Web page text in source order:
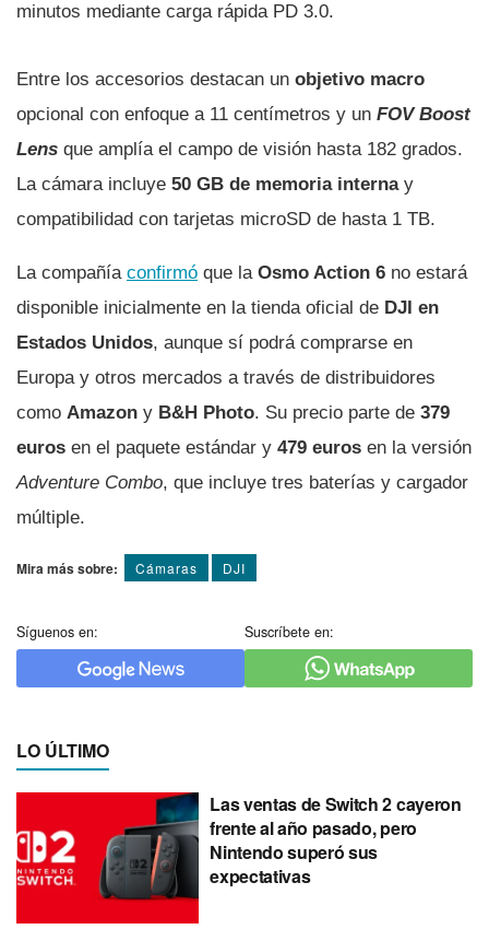
minutos mediante carga rápida PD 3.0.
Entre los accesorios destacan un objetivo macro
opcional con enfoque a 11 centímetros y un FOV Boost
Lens que amplía el campo de visión hasta 182 grados.
La cámara incluye 50 GB de memoria internay
compatibilidad con tarjetas microSD de hasta 1 TB.
La compañía confirmó que la Osmo Action 6 no estará
disponible inicialmente en la tienda oficial de DJI en
Estados Unidos, aunque sí podrá comprarse en
Europa y otros mercados a través de distribuidores
como Amazon y B&H Photo. Su precio parte de 379
euros en el paquete estándar y 479 euros en la versión
Adventure Combo, que incluye tres baterías y cargador
múltiple.
Mira más sobre: Cámaras DJI
Síguenos en: Suscríbete en:
LO ÚLTIMO
Las ventas de Switch 2 cayeron
frente al año pasado, pero
Nintendo superó sus
expectativas